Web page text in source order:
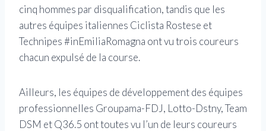
cinq hommes par disqualification, tandis que les
autres équipes italiennes Ciclista Rostese et
Technipes #inEmiliaRomagna ont vu trois coureurs
chacun expulsé de la course.
Ailleurs, les équipes de développement des équipes
professionnelles Groupama-FDJ, Lotto-Dstny, Team
DSM et Q36.5 ont toutes vu l’un de leurs coureurs